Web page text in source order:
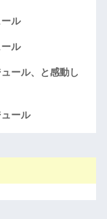
ル
ル
ール、と感動し
ール